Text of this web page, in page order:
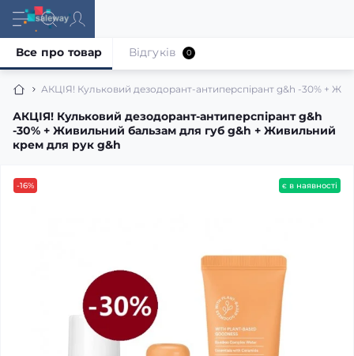
АКЦІЯ! Кульковий дезодорант-антиперспірант g&h -30% +
АКЦІЯ! Кульковий дезодорант-антиперспірант g&h
-30% + Живильний бальзам для губ g&h + Живильний
крем для рук g&h
Все про товар Відгуків 0
-16% є в наявності